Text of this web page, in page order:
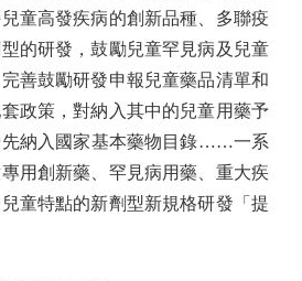
童高發疾病的創新品種、多聯疫
的研發，鼓勵兒童罕見病及兒童
善鼓勵研發申報兒童藥品清單和
政策，對納入其中的兒童用藥予
先納入國家基本藥物目錄……一系
用創新藥、罕見病用藥、重大疾
童特點的新劑型新規格研發「提